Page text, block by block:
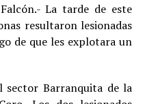
La tarde de este
resultaron lesionadas
de que les explotara un
sector Barranquita de la